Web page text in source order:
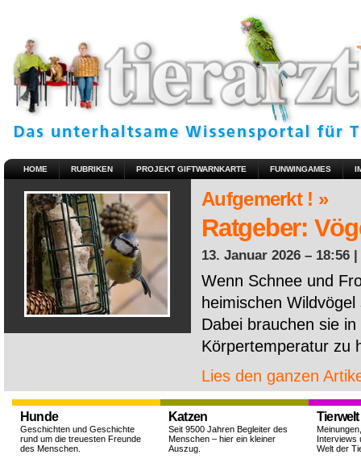
HOME RUBRIKEN PROJEKT GIFTWARNKARTE FUNWINGAMES
Aufgemerkt ! »
Ratgeber:
13. Januar 2026 – 18:56 |
Wenn Schnee und
heimischen
Dabei brauchen sie
Körpertemperatur zu
Lies den ganzen
Hunde
Geschichten und Geschichte
rund um die treuesten Freunde
des Menschen.
Katzen
Seit 9500 Jahren Begleiter des
Menschen – hier ein kleiner
Auszug.
Tierwelt
Interviews
Welt der